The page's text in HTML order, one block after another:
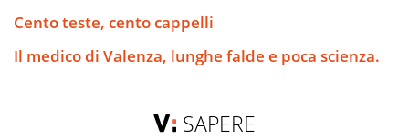
Cento teste, cento cappelli
Il medico di Valenza, lunghe falde e poca scienza.
SAPERE